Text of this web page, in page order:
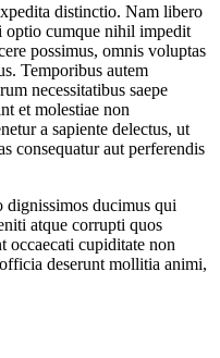
distinctio. Nam libero
optio cumque nihil impedit
possimus, omnis voluptas
Temporibus autem
necessitatibus saepe
et molestiae non
a sapiente delectus, ut
consequatur aut perferendis
dignissimos ducimus qui
atque corrupti quos
occaecati cupiditate non
deserunt mollitia animi,